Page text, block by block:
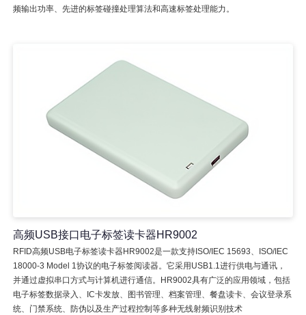
频输出功率、先进的标签碰撞处理算法和高速标签处理能力。
高频USB接口电子标签读卡器HR9002
RFID高频USB电子标签读卡器HR9002是一款支持ISO/IEC 15693、ISO/IEC
18000-3 Model 1协议的电子标签阅读器。它采用USB1.1进行供电与通讯，
并通过虚拟串口方式与计算机进行通信。HR9002具有广泛的应用领域，包括
电子标签数据录入、IC卡发放、图书管理、档案管理、餐盘读卡、会议登录系
统、门禁系统、防伪以及生产过程控制等多种无线射频识别技术